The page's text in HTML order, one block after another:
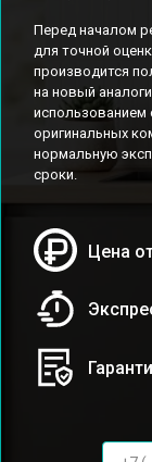
Перед началом
для точной
производится
на новый
использованием
оригинальных
нормальную
сроки.
Цена